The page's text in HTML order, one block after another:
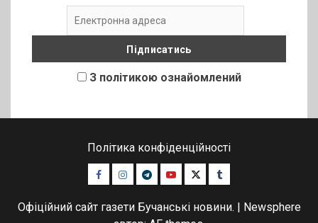
З політикою ознайомлений
Політика конфіденційності
Facebook
Instagram
TelegramYoutubeTwitterTumblr
Офіційний сайт газети Бучанські новини. | Newsphere